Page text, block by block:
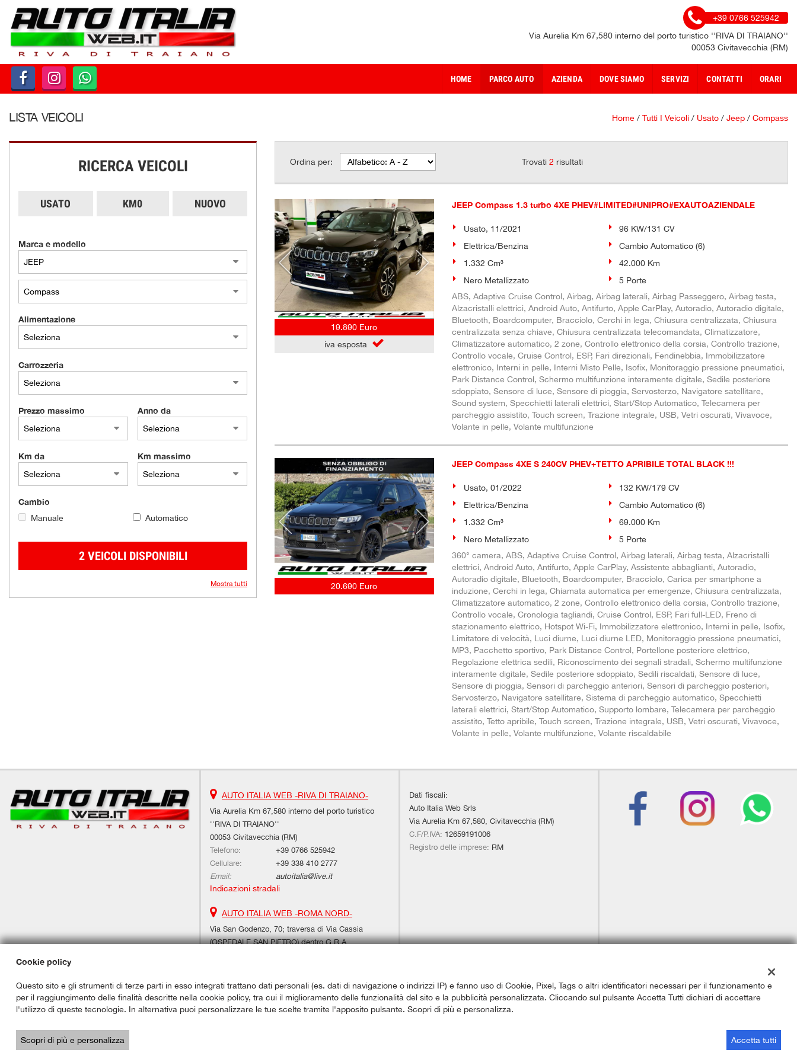
HOME
PARCO AUTO
AZIENDA
DOVE SIAMO
+39 0766 525942
Via Aurelia Km 67,580 interno del porto turistico ''RIVA DI TRAIANO''
00053 Civitavecchia (RM)
HOME PARCO AUTO AZIENDA DOVE SIAMO SERVIZI CONTATTI ORARI
LISTA VEICOLI Home / Tutti I Veicoli / Usato / Jeep / Compass
RICERCA VEICOLI
USATO KM0 NUOVO
Marca e modello
Alimentazione
Carrozzeria
Prezzo massimo Anno da
Km da Km massimo
Cambio
Manuale Automatico
2 VEICOLI DISPONIBILI
Mostra tutti
Ordina per: Trovati 2 risultati
19.890 Euro
iva esposta
JEEP Compass 1.3 turbo 4XE PHEV#LIMITED#UNIPRO#EXAUTOAZIENDALE
Usato, 11/2021
96 KW/131 CV
Elettrica/Benzina
Cambio Automatico (6)
1.332 Cm³
42.000 Km
Nero Metallizzato
5 Porte
ABS, Adaptive Cruise Control, Airbag, Airbag laterali, Airbag Passeggero, Airbag testa,
Alzacristalli elettrici, Android Auto, Antifurto, Apple CarPlay, Autoradio, Autoradio digitale,
Bluetooth, Boardcomputer, Bracciolo, Cerchi in lega, Chiusura centralizzata, Chiusura
centralizzata senza chiave, Chiusura centralizzata telecomandata, Climatizzatore,
Climatizzatore automatico, 2 zone, Controllo elettronico della corsia, Controllo trazione,
Controllo vocale, Cruise Control, ESP, Fari direzionali, Fendinebbia, Immobilizzatore
elettronico, Interni in pelle, Interni Misto Pelle, Isofix, Monitoraggio pressione pneumatici,
Park Distance Control, Schermo multifunzione interamente digitale, Sedile posteriore
sdoppiato, Sensore di luce, Sensore di pioggia, Servosterzo, Navigatore satellitare,
Sound system, Specchietti laterali elettrici, Start/Stop Automatico, Telecamera per
parcheggio assistito, Touch screen, Trazione integrale, USB, Vetri oscurati, Vivavoce,
Volante in pelle, Volante multifunzione
20.690 Euro
JEEP Compass 4XE S 240CV PHEV+TETTO APRIBILE TOTAL BLACK !!!
Usato, 01/2022
132 KW/179 CV
Elettrica/Benzina
Cambio Automatico (6)
1.332 Cm³
69.000 Km
Nero Metallizzato
5 Porte
360° camera, ABS, Adaptive Cruise Control, Airbag laterali, Airbag testa, Alzacristalli
elettrici, Android Auto, Antifurto, Apple CarPlay, Assistente abbaglianti, Autoradio,
Autoradio digitale, Bluetooth, Boardcomputer, Bracciolo, Carica per smartphone a
induzione, Cerchi in lega, Chiamata automatica per emergenze, Chiusura centralizzata,
Climatizzatore automatico, 2 zone, Controllo elettronico della corsia, Controllo trazione,
Controllo vocale, Cronologia tagliandi, Cruise Control, ESP, Fari full-LED, Freno di
stazionamento elettrico, Hotspot Wi-Fi, Immobilizzatore elettronico, Interni in pelle, Isofix,
Limitatore di velocità, Luci diurne, Luci diurne LED, Monitoraggio pressione pneumatici,
MP3, Pacchetto sportivo, Park Distance Control, Portellone posteriore elettrico,
Regolazione elettrica sedili, Riconoscimento dei segnali stradali, Schermo multifunzione
interamente digitale, Sedile posteriore sdoppiato, Sedili riscaldati, Sensore di luce,
Sensore di pioggia, Sensori di parcheggio anteriori, Sensori di parcheggio posteriori,
Servosterzo, Navigatore satellitare, Sistema di parcheggio automatico, Specchietti
laterali elettrici, Start/Stop Automatico, Supporto lombare, Telecamera per parcheggio
assistito, Tetto apribile, Touch screen, Trazione integrale, USB, Vetri oscurati, Vivavoce,
Volante in pelle, Volante multifunzione, Volante riscaldabile
AUTO ITALIA WEB -RIVA DI TRAIANO-
Via Aurelia Km 67,580 interno del porto turistico
''RIVA DI TRAIANO''
00053 Civitavecchia (RM)
Telefono:
+39 0766 525942
Cellulare:
+39 338 410 2777
Email:
autoitalia@live.it
Indicazioni stradali
AUTO ITALIA WEB -ROMA NORD-
Via San Godenzo, 70; traversa di Via Cassia
(OSPEDALE SAN PIETRO) dentro G.R.A.
Ufficio:
06 24408587
Email:
autoitaliaweb@hotmail.com
Indicazioni stradali
Dati fiscali:
Auto Italia Web Srls
Via Aurelia Km 67,580, Civitavecchia (RM)
C.F/P.IVA: 12659191006
Registro delle imprese: RM
Copyright © 2026 GestionaleAuto.com S.r.l., Tutti i diritti riservati - GestionaleAuto.com
Cookie policy
Questo sito e gli strumenti di terze parti in esso integrati trattano dati personali (es. dati di navigazione o indirizzi IP) e fanno uso di Cookie, Pixel, Tags o altri identificatori necessari per il funzionamento e
per il raggiungimento delle finalità descritte nella cookie policy, tra cui il miglioramento delle funzionalità del sito e la pubblicità personalizzata. Cliccando sul pulsante Accetta Tutti dichiari di accettare
l'utilizzo di queste tecnologie. In alternativa puoi personalizzare le tue scelte tramite l'apposito pulsante. Scopri di più e personalizza.
Scopri di più e personalizza Accetta tutti